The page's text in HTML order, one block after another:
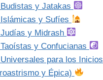
y Jatakas
y Sufíes
y Midrash
y Confucianas
para los Inicios
y Épica)